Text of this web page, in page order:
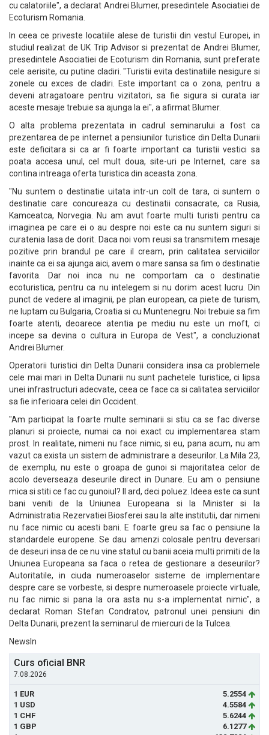
cu calatoriile", a declarat Andrei Blumer, presedintele Asociatiei de
Ecoturism Romania.
In ceea ce priveste locatiile alese de turistii din vestul Europei, in
studiul realizat de UK Trip Advisor si prezentat de Andrei Blumer,
presedintele Asociatiei de Ecoturism din Romania, sunt preferate
cele aerisite, cu putine cladiri. "Turistii evita destinatiile nesigure si
zonele cu exces de cladiri. Este important ca o zona, pentru a
deveni atragatoare pentru vizitatori, sa fie sigura si curata iar
aceste mesaje trebuie sa ajunga la ei", a afirmat Blumer.
O alta problema prezentata in cadrul seminarului a fost ca
prezentarea de pe internet a pensiunilor turistice din Delta Dunarii
este deficitara si ca ar fi foarte important ca turistii vestici sa
poata accesa unul, cel mult doua, site-uri pe Internet, care sa
contina intreaga oferta turistica din aceasta zona.
"Nu suntem o destinatie uitata intr-un colt de tara, ci suntem o
destinatie care concureaza cu destinatii consacrate, ca Rusia,
Kamceatca, Norvegia. Nu am avut foarte multi turisti pentru ca
imaginea pe care ei o au despre noi este ca nu suntem siguri si
curatenia lasa de dorit. Daca noi vom reusi sa transmitem mesaje
pozitive prin brandul pe care il cream, prin calitatea serviciilor
inainte ca ei sa ajunga aici, avem o mare sansa sa fim o destinatie
favorita. Dar noi inca nu ne comportam ca o destinatie
ecoturistica, pentru ca nu intelegem si nu dorim acest lucru. Din
punct de vedere al imaginii, pe plan european, ca piete de turism,
ne luptam cu Bulgaria, Croatia si cu Muntenegru. Noi trebuie sa fim
foarte atenti, deoarece atentia pe mediu nu este un moft, ci
incepe sa devina o cultura in Europa de Vest", a concluzionat
Andrei Blumer.
Operatorii turistici din Delta Dunarii considera insa ca problemele
cele mai mari in Delta Dunarii nu sunt pachetele turistice, ci lipsa
unei infrastructuri adecvate, ceea ce face ca si calitatea serviciilor
sa fie inferioara celei din Occident.
"Am participat la foarte multe seminarii si stiu ca se fac diverse
planuri si proiecte, numai ca noi exact cu implementarea stam
prost. In realitate, nimeni nu face nimic, si eu, pana acum, nu am
vazut ca exista un sistem de administrare a deseurilor. La Mila 23,
de exemplu, nu este o groapa de gunoi si majoritatea celor de
acolo deverseaza deseurile direct in Dunare. Eu am o pensiune
mica si stiti ce fac cu gunoiul? Il ard, deci poluez. Ideea este ca sunt
bani veniti de la Uniunea Europeana si la Minister si la
Administratia Rezervatiei Biosferei sau la alte institutii, dar nimeni
nu face nimic cu acesti bani. E foarte greu sa fac o pensiune la
standardele europene. Se dau amenzi colosale pentru deversari
de deseuri insa de ce nu vine statul cu banii aceia multi primiti de la
Uniunea Europeana sa faca o retea de gestionare a deseurilor?
Autoritatile, in ciuda numeroaselor sisteme de implementare
despre care se vorbeste, si despre numeroasele proiecte virtuale,
nu fac nimic si pana la ora asta nu s-a implementat nimic", a
declarat Roman Stefan Condratov, patronul unei pensiuni din
Delta Dunarii, prezent la seminarul de miercuri de la Tulcea.
NewsIn
Curs oficial BNR
7.08.2026
1 EUR
5.2554
1 USD
4.5584
1 CHF
5.6244
1 GBP
6.1277